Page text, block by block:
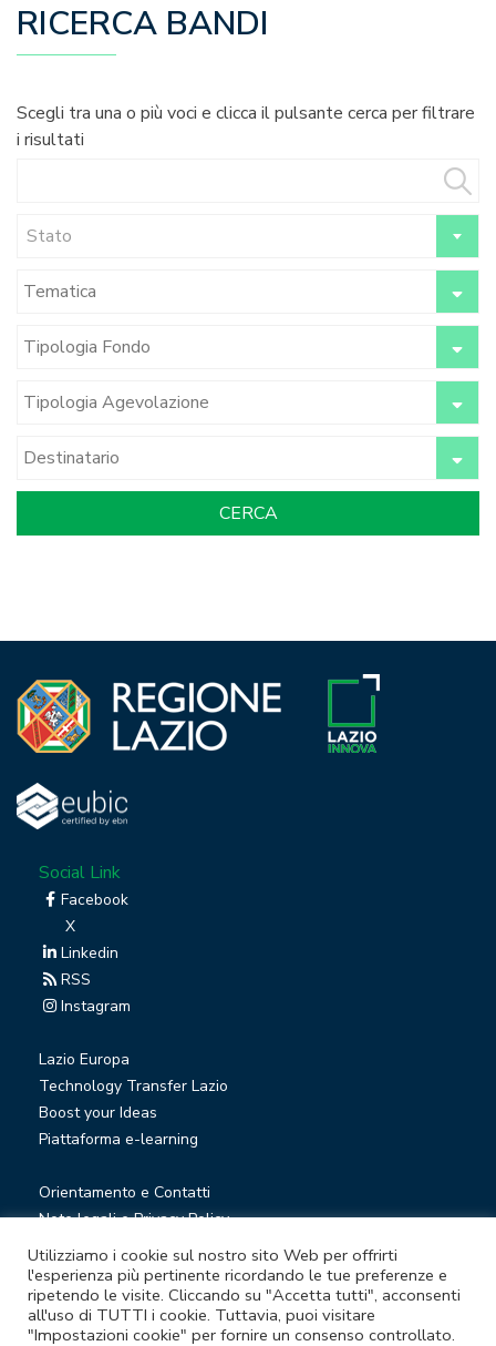
RICERCA BANDI
Scegli tra una o più voci e clicca il pulsante cerca per filtrare
i risultati
Stato
Social Link
Facebook
X
Linkedin
RSS
Instagram
Lazio Europa
Technology Transfer Lazio
Boost your Ideas
Piattaforma e-learning
Orientamento e Contatti
Note legali e Privacy Policy
Privacy Newsletter
Società trasparente
Whistleblowing
Utilizziamo i cookie sul nostro sito Web per offrirti
l'esperienza più pertinente ricordando le tue preferenze e
ripetendo le visite. Cliccando su "Accetta tutti", acconsenti
all'uso di TUTTI i cookie. Tuttavia, puoi visitare
"Impostazioni cookie" per fornire un consenso controllato.